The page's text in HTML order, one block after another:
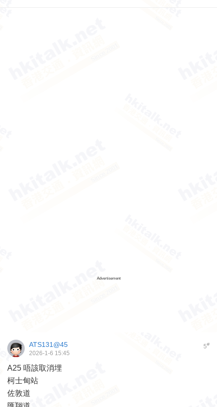
Advertisement
5#
ATS131@45
2026-1-6 15:45
A25 唔該取消埋
柯士甸站
佐敦道